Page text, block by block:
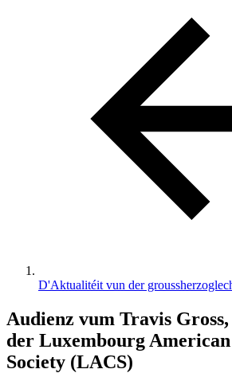
D'Aktualitéit vun der
Audienz vum Travis
der Luxembourg
Society (LACS)